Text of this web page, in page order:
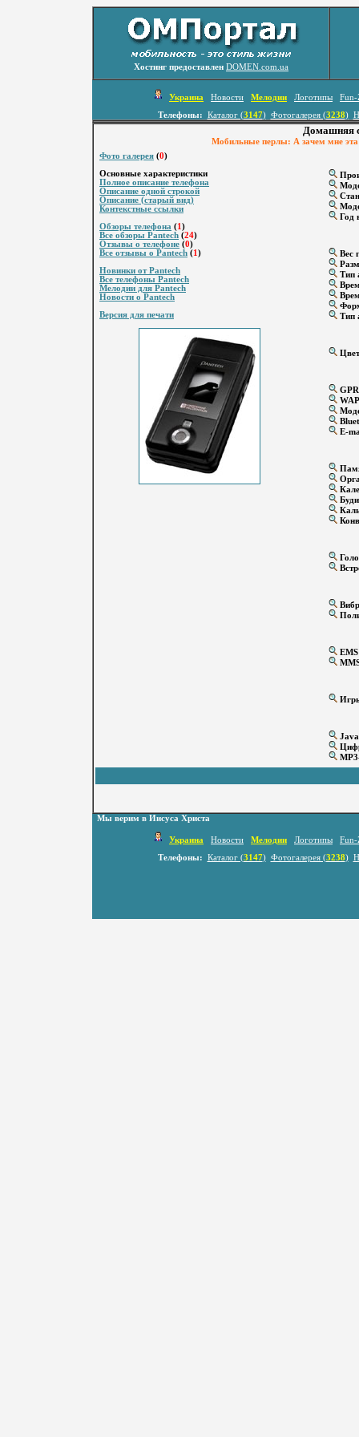
Хостинг предоставлен DOMEN.com.ua
Украина Новости Мелодии Логотипы
Fun-
Телефоны:
Каталог (3147) Фотогалерея (3238)
Домашняя
Мобильные перлы: А зачем мне эта
Фото галерея (0)
Основные характеристики
Полное описание телефона
Описание одной строкой
Описание (старый вид)
Контекстные ссылки
Обзоры телефона (1 )
Все обзоры Pantech (24)
Отзывы о телефоне (0)
Все отзывы о Pantech (1 )
Новинки от Pantech
Все телефоны Pantech
Мелодии для Pantech
Новости о Pantech
Версия для печати
Год
Вес
Тип
Тип
WAP
E-
EMS
Java
Мы верим в Иисуса Христа
Украина Новости Мелодии Логотипы
Fun-
Телефоны:
Каталог (3147) Фотогалерея (3238)